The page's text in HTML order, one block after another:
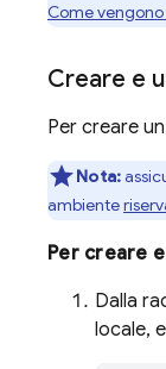
Come
Creare e
Per creare
Nota:
ambiente
Per creare
Dalla
locale,